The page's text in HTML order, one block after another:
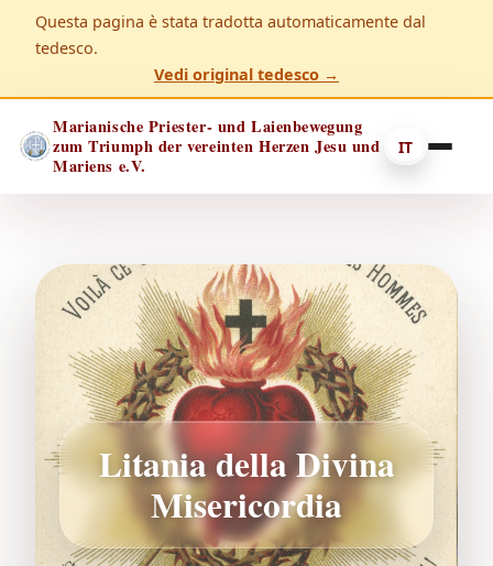
Questa pagina è stata tradotta automaticamente dal
tedesco.
Vedi original tedesco →
Marianische Priester- und Laienbewegung
zum Triumph der vereinten Herzen Jesu und
Mariens e.V.
IT
Litania della Divina
Misericordia